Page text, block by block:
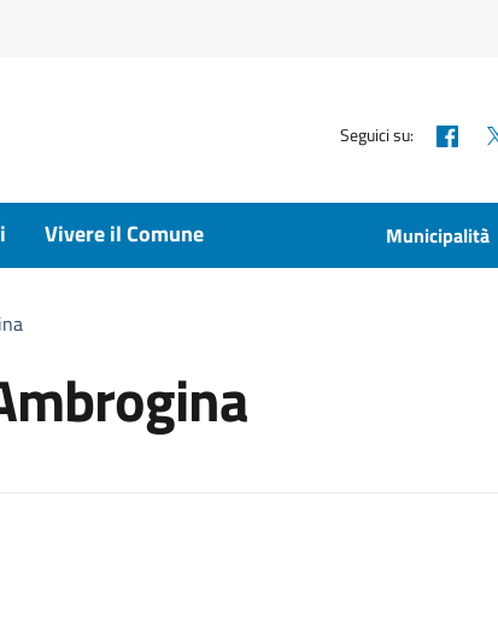
Seguici su:
Vivere il Comune Municipalità